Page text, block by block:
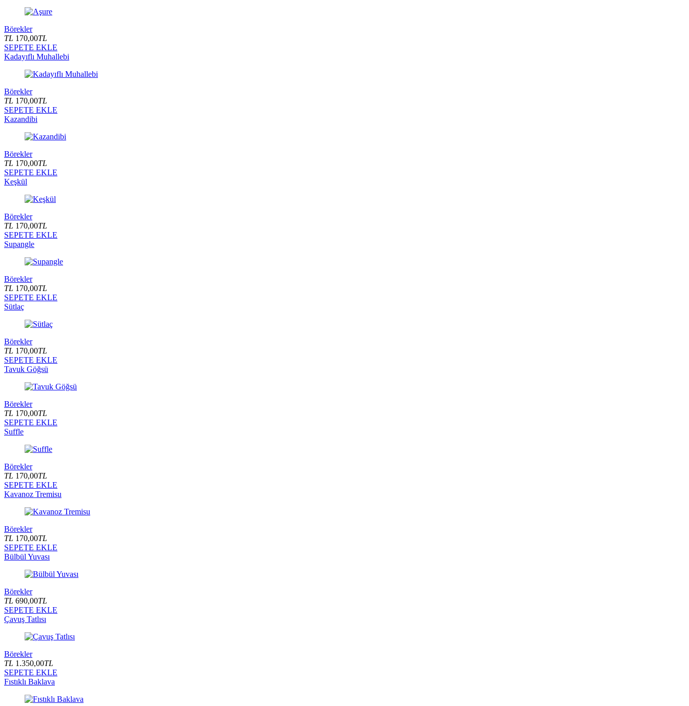
Börekler
TL 170,00TL
SEPETE EKLE
Kadayıflı Muhallebi
Börekler
TL 170,00TL
SEPETE EKLE
Kazandibi
Börekler
TL 170,00TL
SEPETE EKLE
Keşkül
Börekler
TL 170,00TL
SEPETE EKLE
Supangle
Börekler
TL 170,00TL
SEPETE EKLE
Sütlaç
Börekler
TL 170,00TL
SEPETE EKLE
Tavuk Göğsü
Börekler
TL 170,00TL
SEPETE EKLE
Suffle
Börekler
TL 170,00TL
SEPETE EKLE
Kavanoz Tremisu
Börekler
TL 170,00TL
SEPETE EKLE
Bülbül Yuvası
Börekler
TL 690,00TL
SEPETE EKLE
Çavuş Tatlısı
Börekler
TL 1.350,00TL
SEPETE EKLE
Fıstıklı Baklava